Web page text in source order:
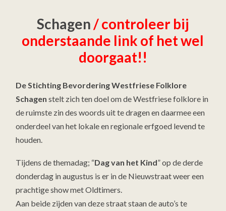
Schagen/ controleer bij
onderstaande link of het wel
doorgaat!!
De Stichting Bevordering Westfriese Folklore
Schagen stelt zich ten doel om de Westfriese folklore in
de ruimste zin des woords uit te dragen en daarmee een
onderdeel van het lokale en regionale erfgoed levend te
houden.
Tijdens de themadag; “Dag van het Kind” op de derde
donderdag in augustus is er in de Nieuwstraat weer een
prachtige show met Oldtimers.
Aan beide zijden van deze straat staan de auto’s te